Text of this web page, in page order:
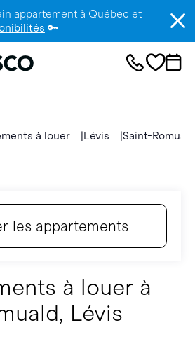
appartement à Québec et
🔑
à louer Lévis Saint-Romuald
les appartements
à louer à
Lévis